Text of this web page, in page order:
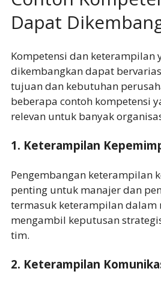
Dapat
Kompetensi dan keterampilan
dikembangkan dapat
tujuan dan kebutuhan
beberapa contoh kompetensi
relevan untuk banyak
1. Keterampilan
Pengembangan keterampilan
penting untuk manajer dan
termasuk keterampilan dalam
mengambil keputusan
tim.
2. Keterampilan